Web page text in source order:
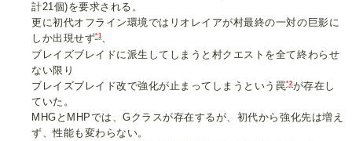
計21個)を要求される。
更に初代オフライン環境ではリオレイアが村最終の一対の巨影に
しか出現せず*1、
ブレイズブレイドに派生してしまうと村クエストを全て終わらせ
ない限り
ブレイズブレイド改で強化が止まってしまうという罠*2が存在し
ていた。
MHGとMHPでは、Gクラスが存在するが、初代から強化先は増え
ず、性能も変わらない。